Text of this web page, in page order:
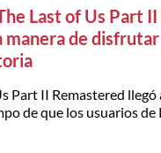
Last of Us Part
manera de
Part II Remastered llegó
de que los usuarios